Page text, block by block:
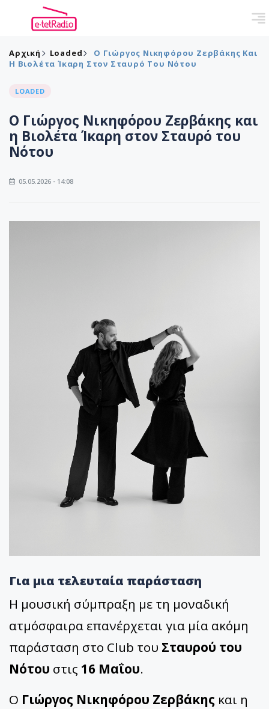
Αρχική Loaded
Ο Γιώργος Νικηφόρου Ζερβάκης Και
Η Βιολέτα Ίκαρη Στον Σταυρό Του Νότου
LOADED
Ο Γιώργος Νικηφόρου Ζερβάκης και
η Βιολέτα Ίκαρη στον Σταυρό του
Νότου
05.05.2026 - 14:08
Για μια τελευταία παράσταση
Η μουσική σύμπραξη με τη μοναδική
ατμόσφαιρα επανέρχεται για μία ακόμη
παράσταση στο Club του Σταυρού του
Νότου στις 16 Μαΐου.
Ο Γιώργος Νικηφόρου Ζερβάκης και η